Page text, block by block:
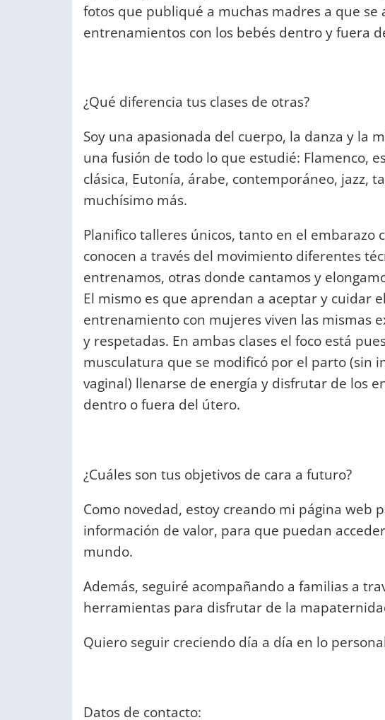
fotos que publiqué a muchas madres a que
entrenamientos con los bebés dentro y fuera
¿Qué diferencia tus clases de otras?
Soy una apasionada del cuerpo, la danza y la
una fusión de todo lo que estudié: Flamenco,
clásica, Eutonía, árabe, contemporáneo, jazz,
muchísimo más.
Planifico talleres únicos, tanto en el embarazo
conocen a través del movimiento diferentes
entrenamos, otras donde cantamos y
El mismo es que aprendan a aceptar y cuidar
entrenamiento con mujeres viven las mismas
y respetadas. En ambas clases el foco está
musculatura que se modificó por el parto (sin
vaginal) llenarse de energía y disfrutar de los
dentro o fuera del útero.
¿Cuáles son tus objetivos de cara a futuro?
Como novedad, estoy creando mi página web
información de valor, para que puedan
mundo.
Además, seguiré acompañando a familias a
herramientas para disfrutar de la
Quiero seguir creciendo día a día en lo
Datos de contacto: